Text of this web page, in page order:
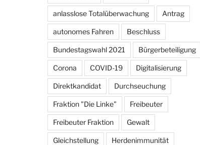
anlasslose Totalüberwachung Antrag
autonomes Fahren Beschluss
Bundestagswahl 2021 Bürgerbeteiligung
Corona COVID-19 Digitalisierung
Direktkandidat Durchseuchung
Fraktion "Die Linke" Freibeuter
Freibeuter Fraktion Gewalt
Gleichstellung Herdenimmunität